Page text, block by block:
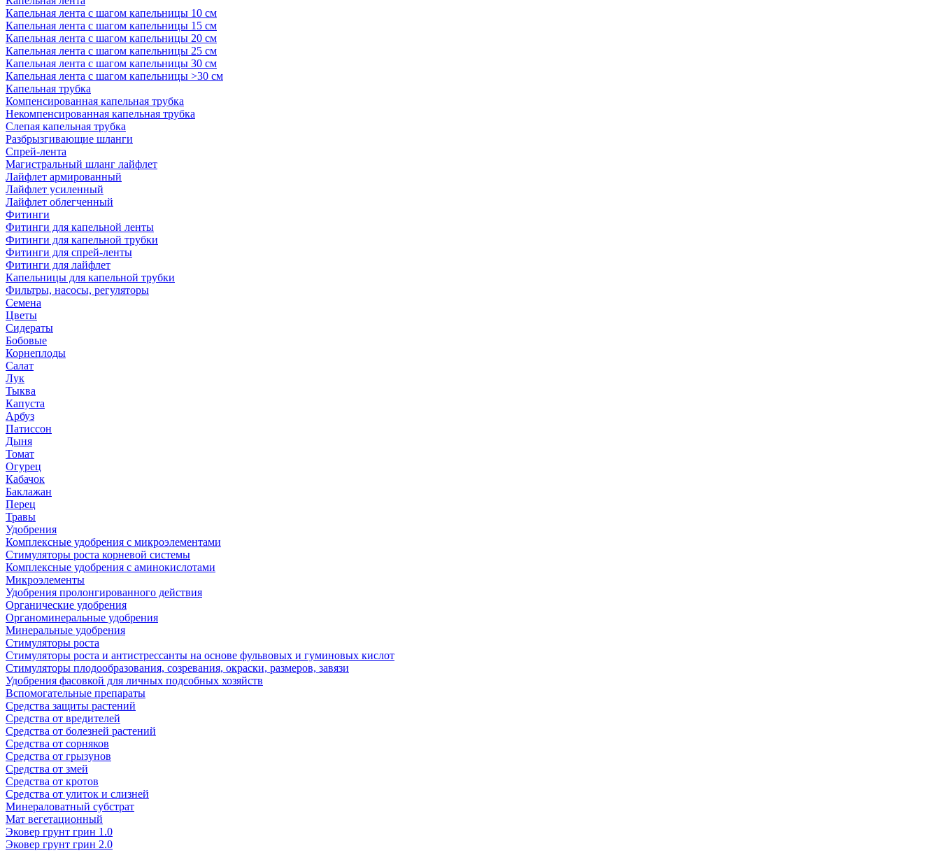
Капельная лента с шагом капельницы 10 см
Капельная лента с шагом капельницы 15 см
Капельная лента с шагом капельницы 20 см
Капельная лента с шагом капельницы 25 см
Капельная лента с шагом капельницы 30 см
Капельная лента с шагом капельницы >30 см
Капельная трубка
Компенсированная капельная трубка
Некомпенсированная капельная трубка
Слепая капельная трубка
Разбрызгивающие шланги
Спрей-лента
Магистральный шланг лайфлет
Лайфлет армированный
Лайфлет усиленный
Лайфлет облегченный
Фитинги
Фитинги для капельной ленты
Фитинги для капельной трубки
Фитинги для спрей-ленты
Фитинги для лайфлет
Капельницы для капельной трубки
Фильтры, насосы, регуляторы
Семена
Цветы
Сидераты
Бобовые
Корнеплоды
Салат
Лук
Тыква
Капуста
Арбуз
Патиссон
Дыня
Томат
Огурец
Кабачок
Баклажан
Перец
Травы
Удобрения
Комплексные удобрения с микроэлементами
Стимуляторы роста корневой системы
Комплексные удобрения с аминокислотами
Микроэлементы
Удобрения пролонгированного действия
Органические удобрения
Органоминеральные удобрения
Минеральные удобрения
Стимуляторы роста
Стимуляторы роста и антистрессанты на основе фульвовых и гуминовых кислот
Стимуляторы плодообразования, созревания, окраски, размеров, завязи
Удобрения фасовкой для личных подсобных хозяйств
Вспомогательные препараты
Средства защиты растений
Средства от вредителей
Средства от болезней растений
Средства от сорняков
Средства от грызунов
Средства от змей
Средства от кротов
Средства от улиток и слизней
Минераловатный субстрат
Мат вегетационный
Эковер грунт грин 1.0
Эковер грунт грин 2.0